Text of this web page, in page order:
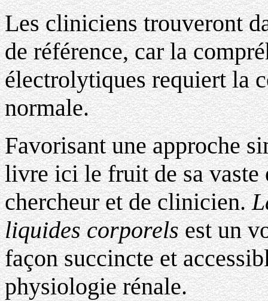
Les cliniciens trouveront
de référence, car la
électrolytiques requiert la
normale.
Favorisant une approche
livre ici le fruit de sa vaste
chercheur et de clinicien.
liquides corporelsest un
façon succincte et
physiologie rénale.